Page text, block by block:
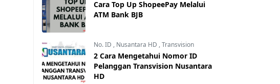
Cara Top Up ShopeePay Melalui
ATM Bank BJB
No. ID , Nusantara HD ,Transvision
2 Cara Mengetahui Nomor ID
Pelanggan Transvision Nusantara
HD